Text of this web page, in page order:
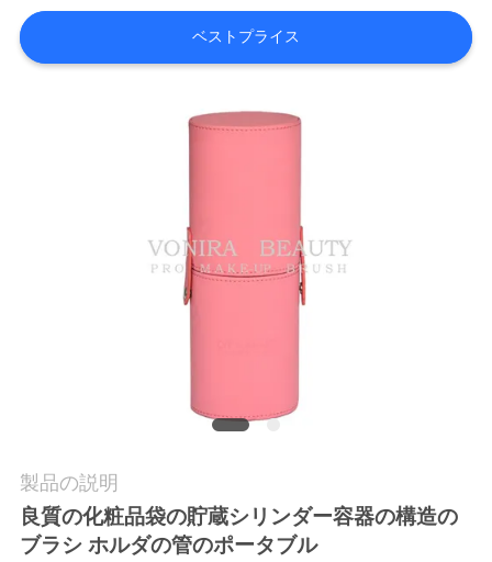
旅
行
PRIVACY
POLICY
ベストプライス
製品の説明
良質の化粧品袋の貯蔵シリンダー容器の構造の
ブラシ ホルダの管のポータブル